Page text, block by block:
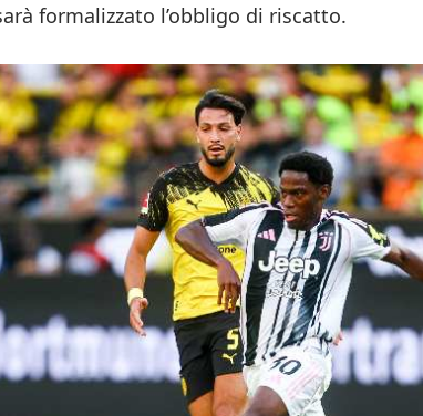
formalizzato l’obbligo di riscatto.